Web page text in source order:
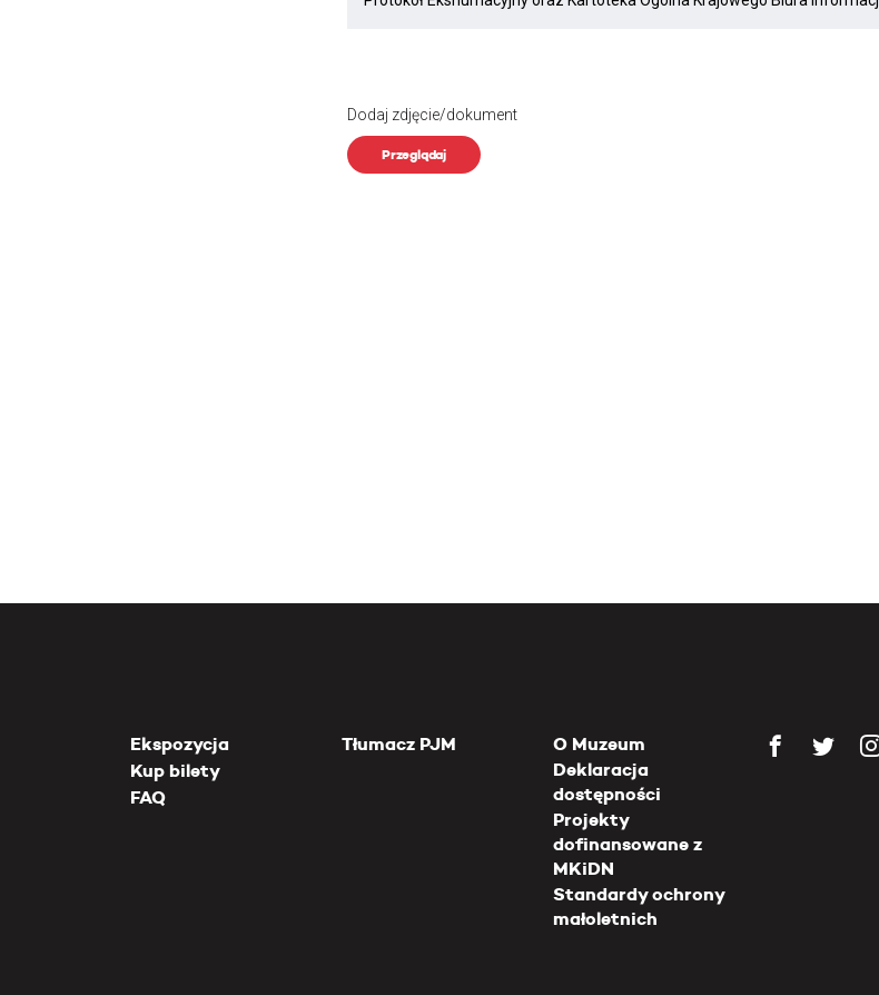
Dodaj zdjęcie/dokument
Przeglądaj
Ekspozycja
Kup bilety
FAQ
Tłumacz PJM
O Muzeum
Deklaracja
dostępności
Projekty
dofinansowane z
MKiDN
Standardy ochrony
małoletnich